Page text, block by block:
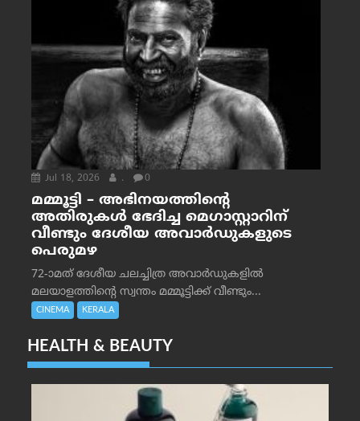
Jul 18, 2026 . 0
മമ്മൂട്ടി – അഭിനയത്തിന്റെ
അതിരുകൾ ഭേദിച്ച മെഗാസ്റ്റാറിന്
വീണ്ടും ദേശീയ അവാർഡുകളുടെ
പെരുമഴ
72-ാമത് ദേശീയ ചലച്ചിത്ര അവാര്‍ഡുകളില്‍
മലയാളത്തിന്റെ സ്വന്തം മമ്മൂട്ടിക്ക് വീണ്ടും...
CINEMA KERALA
HEALTH & BEAUTY